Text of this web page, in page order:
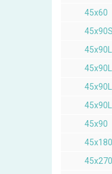
45x60
45x90L
45x90
45x180
45x270